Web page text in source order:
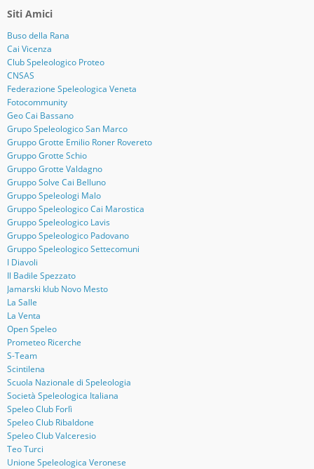
Siti Amici
Buso della Rana
Cai Vicenza
Club Speleologico Proteo
CNSAS
Federazione Speleologica Veneta
Fotocommunity
Geo Cai Bassano
Grupo Speleologico San Marco
Gruppo Grotte Emilio Roner Rovereto
Gruppo Grotte Schio
Gruppo Grotte Valdagno
Gruppo Solve Cai Belluno
Gruppo Speleologi Malo
Gruppo Speleologico Cai Marostica
Gruppo Speleologico Lavis
Gruppo Speleologico Padovano
Gruppo Speleologico Settecomuni
I Diavoli
Il Badile Spezzato
Jamarski klub Novo Mesto
La Salle
La Venta
Open Speleo
Prometeo Ricerche
S-Team
Scintilena
Scuola Nazionale di Speleologia
Società Speleologica Italiana
Speleo Club Forlì
Speleo Club Ribaldone
Speleo Club Valceresio
Teo Turci
Unione Speleologica Veronese